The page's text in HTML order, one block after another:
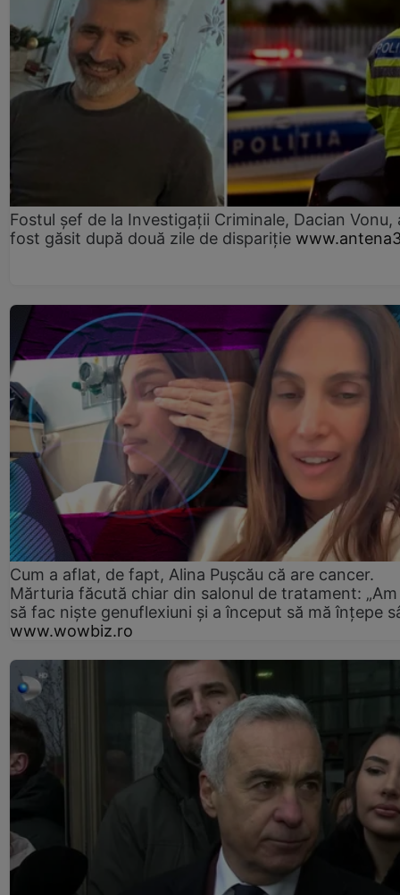
Fostul șef de la Investigații Criminale, Dacian Vonu,
fost găsit după două zile de dispariţie
Cum a aflat, de fapt, Alina Pușcău că are cancer.
Mărturia făcută chiar din salonul de tratament:
să fac niște genuflexiuni și a început să mă înțepe
www.wowbiz.ro